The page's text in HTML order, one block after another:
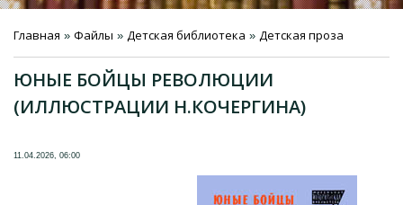
Главная » Файлы » Детская библиотека » Детская проза
ЮНЫЕ БОЙЦЫ РЕВОЛЮЦИИ
(ИЛЛЮСТРАЦИИ Н.КОЧЕРГИНА)
11.04.2026, 06:00